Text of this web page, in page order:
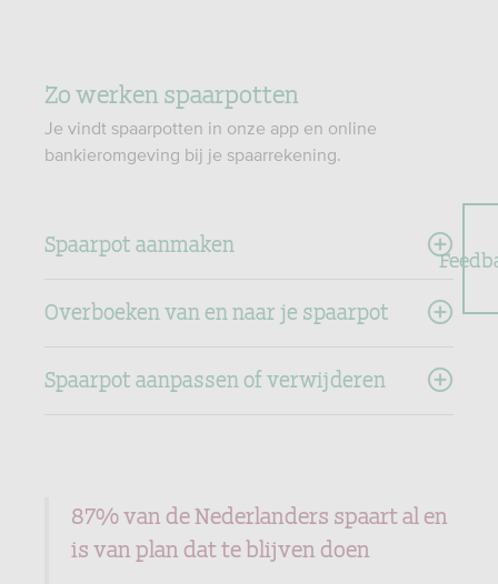
Zo werken spaarpotten
Je vindt spaarpotten in onze app en online
bankieromgeving bij je spaarrekening.
Spaarpot aanmaken
Overboeken van en naar je spaarpot
Spaarpot aanpassen of verwijderen
87% van de Nederlanders spaart al en
is van plan dat te blijven doen